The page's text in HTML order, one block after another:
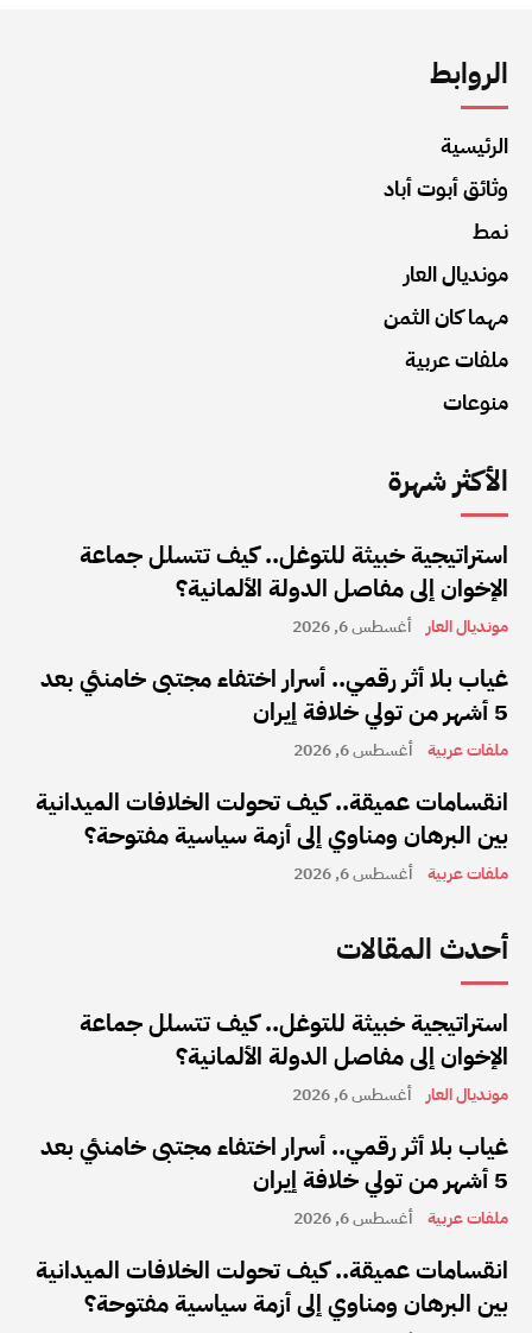
الروابط
الرئيسية
وثائق أبوت أباد
نمط
مونديال العار
مهما كان الثمن
ملفات عربية
منوعات
الأكثر شهرة
استراتيجية خبيثة للتوغل.. كيف تتسلل جماعة
الإخوان إلى مفاصل الدولة الألمانية؟
مونديال العار أغسطس 6, 2026
غياب بلا أثر رقمي.. أسرار اختفاء مجتبى خامنئي بعد
5 أشهر من تولي خلافة إيران
ملفات عربية أغسطس 6, 2026
انقسامات عميقة.. كيف تحولت الخلافات الميدانية
بين البرهان ومناوي إلى أزمة سياسية مفتوحة؟
ملفات عربية أغسطس 6, 2026
أحدث المقالات
استراتيجية خبيثة للتوغل.. كيف تتسلل جماعة
الإخوان إلى مفاصل الدولة الألمانية؟
مونديال العار أغسطس 6, 2026
غياب بلا أثر رقمي.. أسرار اختفاء مجتبى خامنئي بعد
5 أشهر من تولي خلافة إيران
ملفات عربية أغسطس 6, 2026
انقسامات عميقة.. كيف تحولت الخلافات الميدانية
بين البرهان ومناوي إلى أزمة سياسية مفتوحة؟